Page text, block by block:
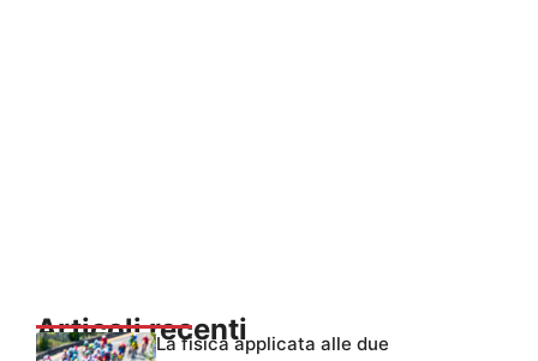
Articoli recentiLa fisica applicata alle due